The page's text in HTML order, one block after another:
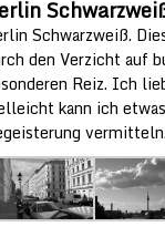
Schwarzweiß.
den Verzicht auf
Reiz. Ich
kann ich
vermitteln.